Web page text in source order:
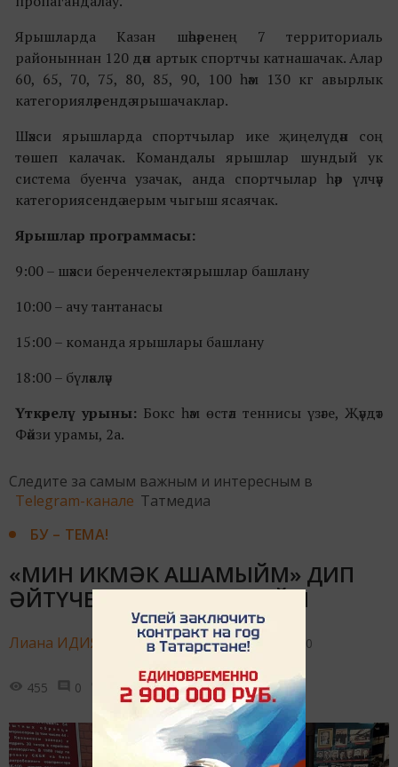
Ярышларда Казан шәһәренең 7 территориаль
районыннан 120 дән артык спортчы катнашачак. Алар
60, 65, 70, 75, 80, 85, 90, 100 һәм 130 кг авырлык
категорияләрендә ярышачаклар.
Шәхси ярышларда спортчылар ике җиңелүдән соң
төшеп калачак. Командалы ярышлар шундый ук
система буенча узачак, анда спортчылар һәр үлчәү
категориясендә аерым чыгыш ясаячак.
Ярышлар программасы:
9:00 – шәхси беренчелектә ярышлар башлану
10:00 – ачу тантанасы
15:00 – команда ярышлары башлану
18:00 – бүләкләү
Үткәрелү урыны: Бокс һәм өстәл теннисы үзәге, Җәүдәт
Фәйзи урамы, 2а.
Следите за самым важным и интересным в
Telegram-канале Татмедиа
БУ – ТЕМА!
«МИН ИКМӘК АШАМЫЙМ» ДИП
ӘЙТҮЧЕЛӘРНЕ АҢЛАМЫЙМ
Лиана ИДИЯТУЛЛИНА, 17 апреля 2025 - 11:50
455 0